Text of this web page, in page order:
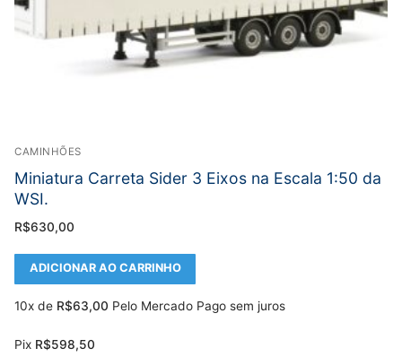
CAMINHÕES
Miniatura Carreta Sider 3 Eixos na Escala 1:50 da
WSI.
R$630,00
ADICIONAR AO CARRINHO
10x de R$63,00 Pelo Mercado Pago sem juros
Pix R$598,50